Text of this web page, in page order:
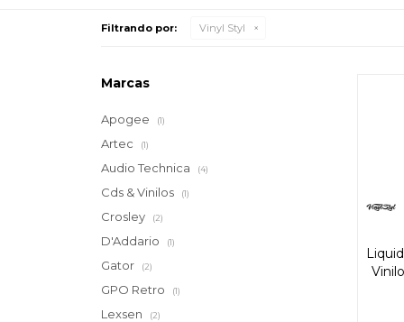
Filtrando por: Vinyl Styl
Marcas
Apogee (1)
Artec (1)
Audio Technica (4)
Cds & Vinilos (1)
Crosley (2)
D'Addario (1)
Gator (2)
GPO Retro (1)
Lexsen (2)